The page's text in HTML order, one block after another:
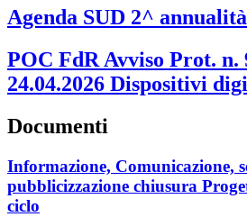
Agenda SUD 2^ annualità
POC FdR Avviso Prot. n.
24.04.2026 Dispositivi
Documenti
Informazione, Comunicazione,
pubblicizzazione chiusura
ciclo